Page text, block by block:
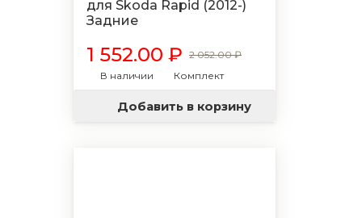
для Skoda Rapid (2012-)
Задние
1 552.00 ₽ 2 052.00 ₽
В наличии
Комплект
Добавить в корзину